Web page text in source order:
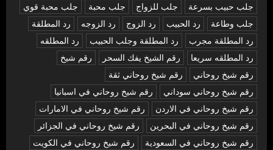
جلب حبيب بسرعة
جلب للزواج جلب محبة
جلب محبة قوي
جلب وطاعة
رد الحبيب رد الزوج رد الزوجه
رد المطلقة
رد المطلقة مجرب
رد المطلقة وجلب الحبيب
رد المطلقه
رد المطلقه سريعا
رقم الشيخ يفك السحر
رقم شيخ
رقم شيخ روحاني
رقم شيخ روحاني ثقة
رقم شيخ روحاني سوداني
رقم شيخ روحاني في اسبانيا
رقم شيخ روحاني في الاردن
رقم شيخ روحاني في الامارات
رقم شيخ روحاني في البحرين
رقم شيخ روحاني في الجزائر
رقم شيخ روحاني في السعودية
رقم شيخ روحاني في الكويت